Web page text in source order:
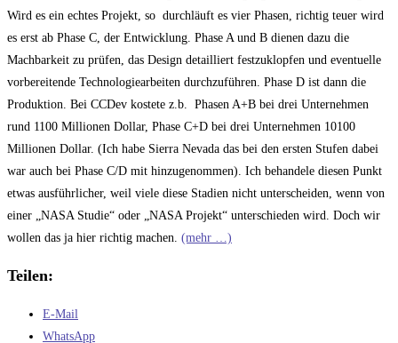
Wird es ein echtes Projekt, so durchläuft es vier Phasen, richtig teuer wird
es erst ab Phase C, der Entwicklung. Phase A und B dienen dazu die
Machbarkeit zu prüfen, das Design detailliert festzuklopfen und eventuelle
vorbereitende Technologiearbeiten durchzuführen. Phase D ist dann die
Produktion. Bei CCDev kostete z.b. Phasen A+B bei drei Unternehmen
rund 1100 Millionen Dollar, Phase C+D bei drei Unternehmen 10100
Millionen Dollar. (Ich habe Sierra Nevada das bei den ersten Stufen dabei
war auch bei Phase C/D mit hinzugenommen). Ich behandele diesen Punkt
etwas ausführlicher, weil viele diese Stadien nicht unterscheiden, wenn von
einer „NASA Studie“ oder „NASA Projekt“ unterschieden wird. Doch wir
wollen das ja hier richtig machen. (mehr …)
Teilen:
E-Mail
WhatsApp